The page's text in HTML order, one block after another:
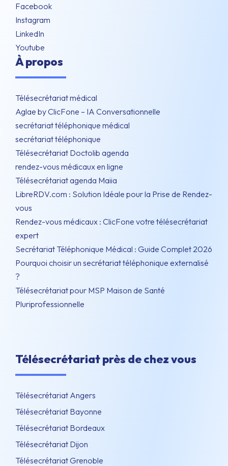
Facebook
Instagram
LinkedIn
Youtube
À propos
Télésecrétariat médical
Aglae by ClicFone – IA Conversationnelle
secrétariat téléphonique médical
secrétariat téléphonique
Télésecrétariat Doctolib agenda
rendez-vous médicaux en ligne
Télésecrétariat agenda Maiia
LibreRDV.com : Solution Idéale pour la Prise de Rendez-
vous
Rendez-vous médicaux : ClicFone votre télésecrétariat
expert
Secrétariat Téléphonique Médical : Guide Complet 2026
Pourquoi choisir un secrétariat téléphonique externalisé
?
Télésecrétariat pour MSP Maison de Santé
Pluriprofessionnelle
Télésecrétariat près de chez vous
Télésecrétariat Angers
Télésecrétariat Bayonne
Télésecrétariat Bordeaux
Télésecrétariat Dijon
Télésecrétariat Grenoble